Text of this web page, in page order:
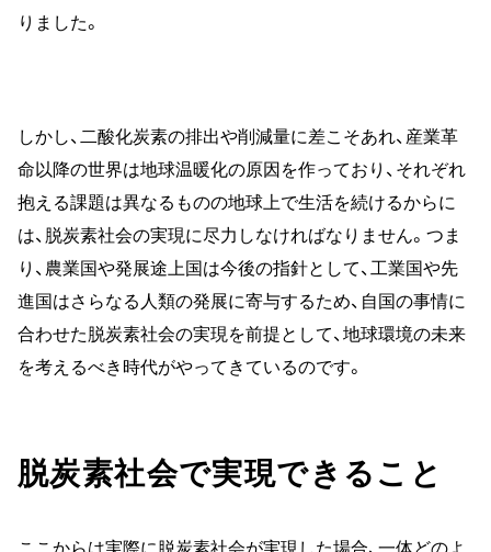
りました。
しかし、二酸化炭素の排出や削減量に差こそあれ、産業革
命以降の世界は地球温暖化の原因を作っており、それぞれ
抱える課題は異なるものの地球上で生活を続けるからに
は、脱炭素社会の実現に尽力しなければなりません。つま
り、農業国や発展途上国は今後の指針として、工業国や先
進国はさらなる人類の発展に寄与するため、自国の事情に
合わせた脱炭素社会の実現を前提として、地球環境の未来
を考えるべき時代がやってきているのです。
脱炭素社会で実現できること